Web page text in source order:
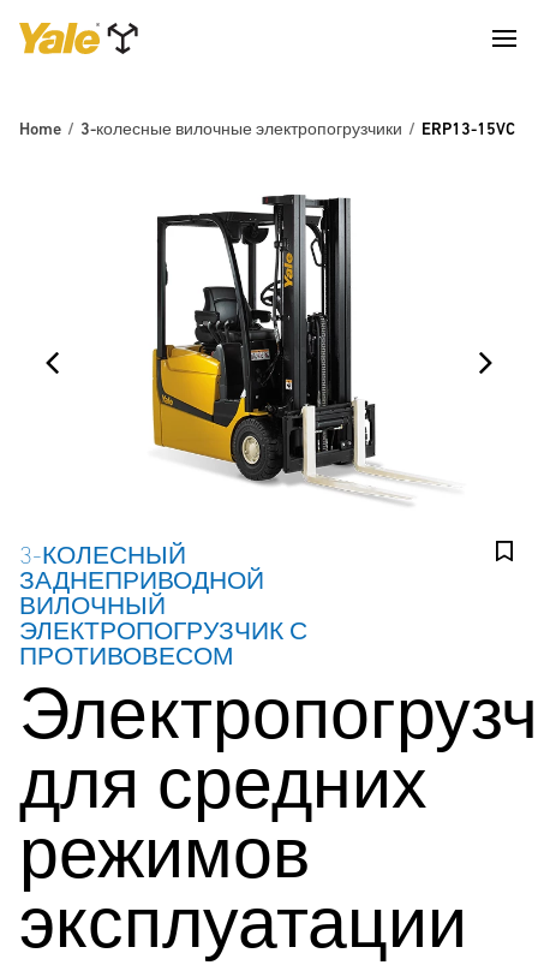
Home 3-колесные вилочные электропогрузчики ERP13-15VC
3-КОЛЕСНЫЙ
ЗАДНЕПРИВОДНОЙ
ВИЛОЧНЫЙ
ЭЛЕКТРОПОГРУЗЧИК С
ПРОТИВОВЕСОМ
для средних
режимов
эксплуатации